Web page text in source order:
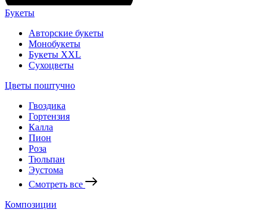
Букеты
Авторские букеты
Монобукеты
Букеты XXL
Сухоцветы
Цветы поштучно
Гвоздика
Гортензия
Калла
Пион
Роза
Тюльпан
Эустома
Смотреть все
Композиции